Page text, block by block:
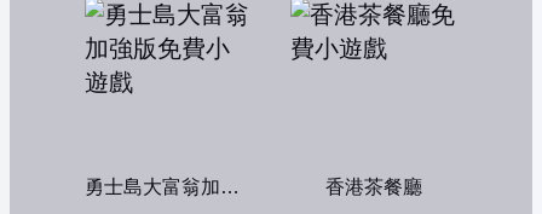
勇士島大富翁加強版 香港茶餐廳